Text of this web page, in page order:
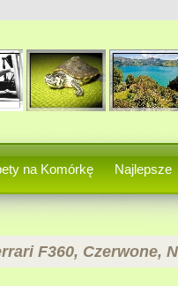
na Komórkę Najlepsze
F360, Czerwone,